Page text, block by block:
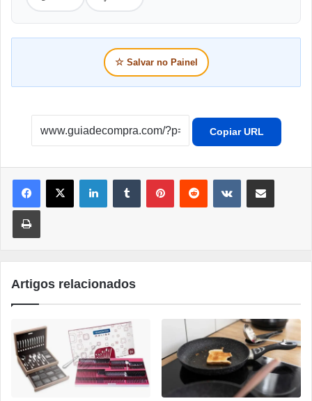
☆ Salvar no Painel
Copiar URL
LinkedinTumblr PinterestReddit VK Compartilhar por e-mail
Imprimir
Artigos relacionados